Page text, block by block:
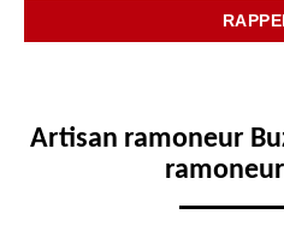
Artisan ramoneur